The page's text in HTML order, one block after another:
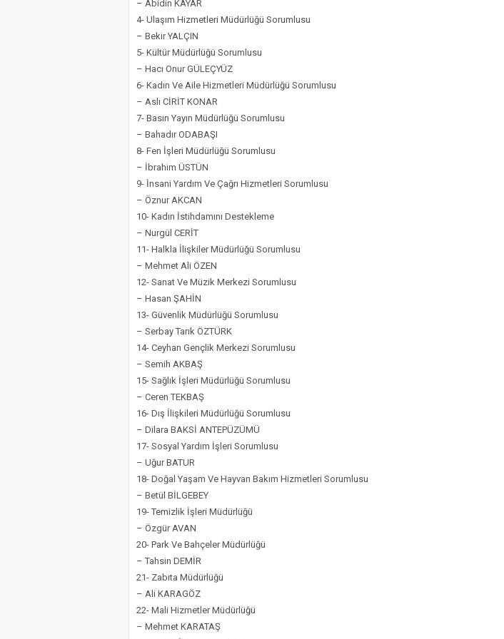
– Abidin KAYAR
4- Ulaşım Hizmetleri Müdürlüğü Sorumlusu
– Bekir YALÇIN
5- Kültür Müdürlüğü Sorumlusu
– Hacı Onur GÜLEÇYÜZ
6- Kadın Ve Aile Hizmetleri Müdürlüğü Sorumlusu
– Aslı CİRİT KONAR
7- Basın Yayın Müdürlüğü Sorumlusu
– Bahadır ODABAŞI
8- Fen İşleri Müdürlüğü Sorumlusu
– İbrahim ÜSTÜN
9- İnsani Yardım Ve Çağrı Hizmetleri Sorumlusu
– Öznur AKCAN
10- Kadın İstihdamını Destekleme
– Nurgül CERİT
11- Halkla İlişkiler Müdürlüğü Sorumlusu
– Mehmet Ali ÖZEN
12- Sanat Ve Müzik Merkezi Sorumlusu
– Hasan ŞAHİN
13- Güvenlik Müdürlüğü Sorumlusu
– Serbay Tarık ÖZTÜRK
14- Ceyhan Gençlik Merkezi Sorumlusu
– Semih AKBAŞ
15- Sağlık İşleri Müdürlüğü Sorumlusu
– Ceren TEKBAŞ
16- Dış İlişkileri Müdürlüğü Sorumlusu
– Dilara BAKSİ ANTEPÜZÜMÜ
17- Sosyal Yardım İşleri Sorumlusu
– Uğur BATUR
18- Doğal Yaşam Ve Hayvan Bakım Hizmetleri Sorumlusu
– Betül BİLGEBEY
19- Temizlik İşleri Müdürlüğü
– Özgür AVAN
20- Park Ve Bahçeler Müdürlüğü
– Tahsin DEMİR
21- Zabıta Müdürlüğü
– Ali KARAGÖZ
22- Mali Hizmetler Müdürlüğü
– Mehmet KARATAŞ